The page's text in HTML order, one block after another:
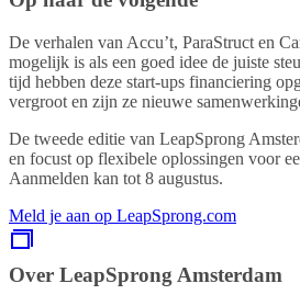
De verhalen van Accu’t, ParaStruct en
mogelijk is als een goed idee de juiste
tijd hebben deze start-ups financiering
vergroot en zijn ze nieuwe
De tweede editie van LeapSprong
en focust op flexibele oplossingen voor
Aanmelden kan tot 8 augustus.
Meld je aan op LeapSprong.com
Over LeapSprong Amsterdam